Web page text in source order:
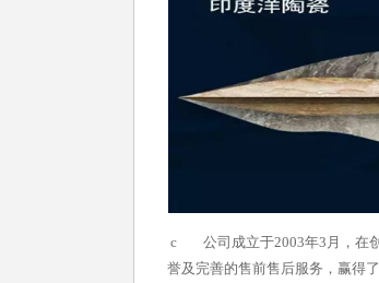
c 公司成立于2003年3月，在创
誉及完善的售前售后服务，赢得